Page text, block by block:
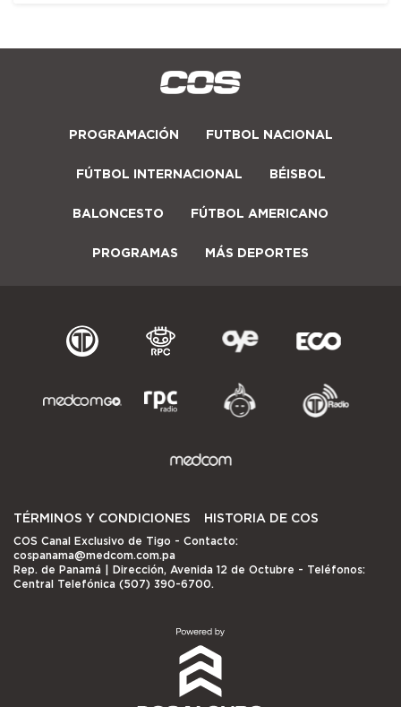
PROGRAMACIÓN FUTBOL NACIONAL
FÚTBOL INTERNACIONAL BÉISBOL
BALONCESTO FÚTBOL AMERICANO
PROGRAMAS MÁS DEPORTES
TÉRMINOS Y CONDICIONES HISTORIA DE COS
COS Canal Exclusivo de Tigo - Contacto:
cospanama@medcom.com.pa
Rep. de Panamá | Dirección, Avenida 12 de Octubre - Teléfonos:
Central Telefónica (507) 390-6700.